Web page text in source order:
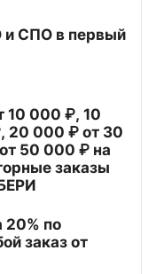
и СПО в первый
10 000 ₽, 10
20 000 ₽ от 30
50 000 ₽ на
заказы
20% по
заказ от